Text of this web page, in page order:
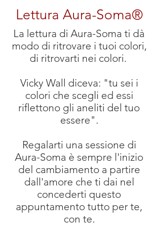
Lettura Aura-Soma®
La lettura di Aura-Soma ti dà
modo di ritrovare i tuoi colori,
di ritrovarti nei colori.
Vicky Wall diceva: "tu sei i
colori che scegli ed essi
riflettono gli aneliti del tuo
essere".
Regalarti una sessione di
Aura-Soma è sempre l'inizio
del cambiamento a partire
dall'amore che ti dai nel
concederti questo
appuntamento tutto per te,
con te.